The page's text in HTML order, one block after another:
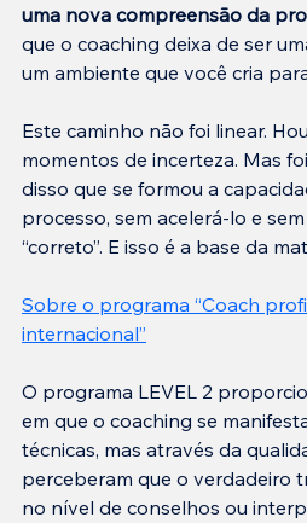
uma nova compreensão da
que o coaching deixa de ser
um ambiente que você cria
Este caminho não foi linear.
momentos de incerteza. Mas
disso que se formou a
processo, sem acelerá-lo e
“correto”. E isso é a base da
Sobre o programa “Coach
internacional”
O programa LEVEL 2
em que o coaching se
técnicas, mas através da
perceberam que o verdadeiro
no nível de conselhos ou